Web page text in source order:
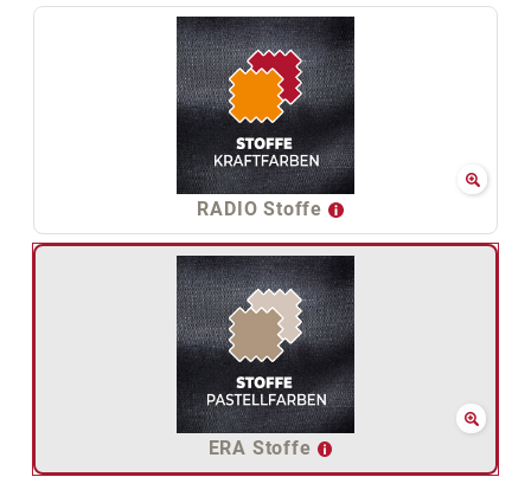
RADIO Stoffe
ERA Stoffe